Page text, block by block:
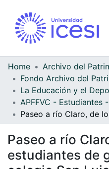
Home
Paseo a río
estudiantes de